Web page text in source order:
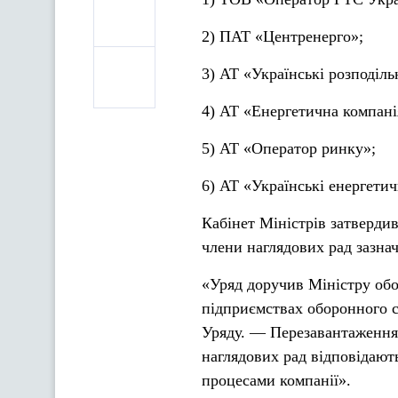
2) ПАТ «Центренерго»;
3) АТ «Українські
4) АТ «Енергетична
5) АТ «Оператор ринку»;
6) АТ «Українські
Кабінет Міністрів
члени наглядових рад
«Уряд доручив Міністру
підприємствах оборонного
Уряду. —
наглядових рад
процесами компанії».